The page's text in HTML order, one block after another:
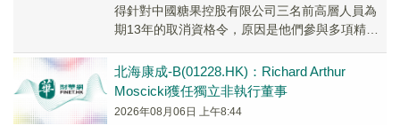
得針對中國糖果控股有限公司三名前高層人員為
期13年的取消資格令，原因是他們參與多項精心
掩飾該...
北海康成-B(01228.HK)：Richard Arthur
Moscicki獲任獨立非執行董事
2026年08月06日 上午8:44